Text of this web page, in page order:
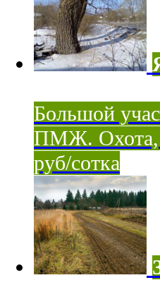
Большой
ПМЖ. Охота,
руб/сотка